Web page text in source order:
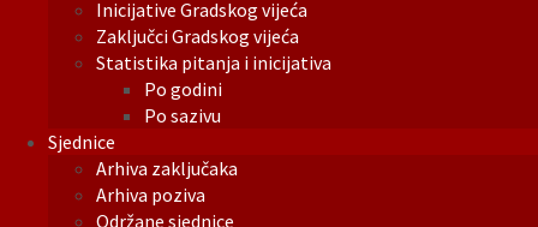
Inicijative Gradskog vijeća
Zaključci Gradskog vijeća
Statistika pitanja i inicijativa
Po godini
Po sazivu
Sjednice
Arhiva zaključaka
Arhiva poziva
Održane sjednice